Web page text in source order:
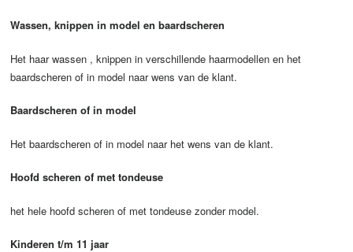
Wassen, knippen in model en baardscheren
Het haar wassen , knippen in verschillende haarmodellen en het
baardscheren of in model naar wens van de klant.
Baardscheren of in model
Het baardscheren of in model naar het wens van de klant.
Hoofd scheren of met tondeuse
het hele hoofd scheren of met tondeuse zonder model.
Kinderen t/m 11 jaar